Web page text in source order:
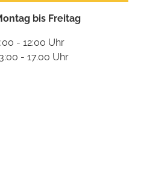
bis Freitag
- 12:00 Uhr
- 17.00 Uhr